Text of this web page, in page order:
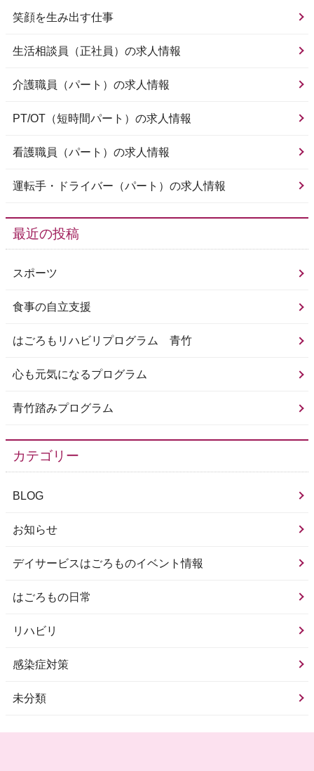
笑顔を生み出す仕事
生活相談員（正社員）の求人情報
介護職員（パート）の求人情報
PT/OT（短時間パート）の求人情報
看護職員（パート）の求人情報
運転手・ドライバー（パート）の求人情報
最近の投稿
スポーツ
食事の自立支援
はごろもリハビリプログラム 青竹
心も元気になるプログラム
青竹踏みプログラム
カテゴリー
BLOG
お知らせ
デイサービスはごろものイベント情報
はごろもの日常
リハビリ
感染症対策
未分類